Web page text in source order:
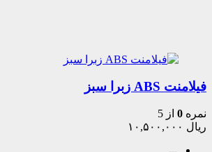
فیلامنت ABS زبرا سبز
نمره 0 از 5
ریال